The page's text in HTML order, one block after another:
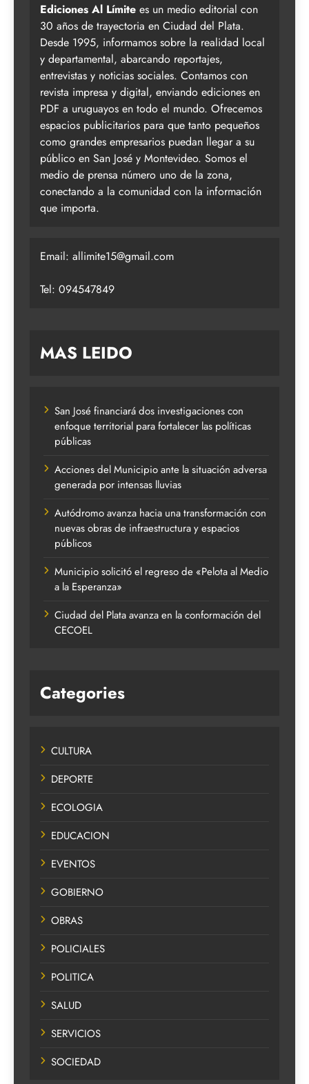
Ediciones Al Límite es un medio editorial con
30 años de trayectoria en Ciudad del Plata.
Desde 1995, informamos sobre la realidad local
y departamental, abarcando reportajes,
entrevistas y noticias sociales. Contamos con
revista impresa y digital, enviando ediciones en
PDF a uruguayos en todo el mundo. Ofrecemos
espacios publicitarios para que tanto pequeños
como grandes empresarios puedan llegar a su
público en San José y Montevideo. Somos el
medio de prensa número uno de la zona,
conectando a la comunidad con la información
que importa.
Email: allimite15@gmail.com
Tel: 094547849
MAS LEIDO
San José financiará dos investigaciones con
enfoque territorial para fortalecer las políticas
públicas
Acciones del Municipio ante la situación adversa
generada por intensas lluvias
Autódromo avanza hacia una transformación con
nuevas obras de infraestructura y espacios
públicos
Municipio solicitó el regreso de «Pelota al Medio
a la Esperanza»
Ciudad del Plata avanza en la conformación del
CECOEL
Categories
CULTURA
DEPORTE
ECOLOGIA
EDUCACION
EVENTOS
GOBIERNO
OBRAS
POLICIALES
POLITICA
SALUD
SERVICIOS
SOCIEDAD